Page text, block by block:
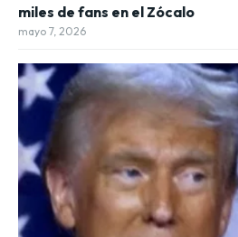
miles de fans en el Zócalo
mayo 7, 2026